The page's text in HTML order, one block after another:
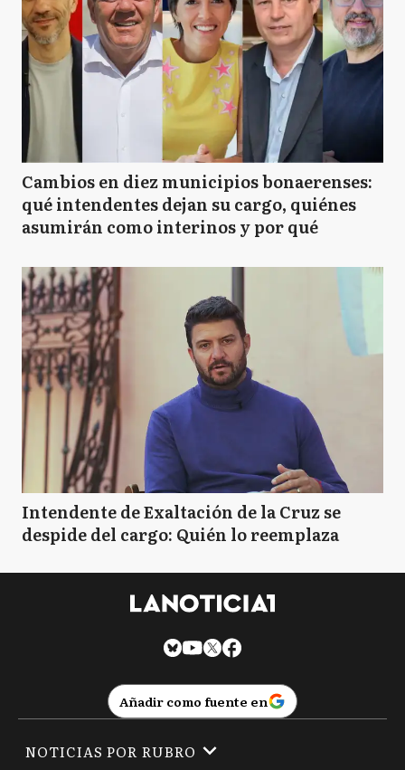
Cambios en diez municipios bonaerenses:
qué intendentes dejan su cargo, quiénes
asumirán como interinos y por qué
Intendente de Exaltación de la Cruz se
despide del cargo: Quién lo reemplaza
Añadir como fuente en
NOTICIAS POR RUBRO